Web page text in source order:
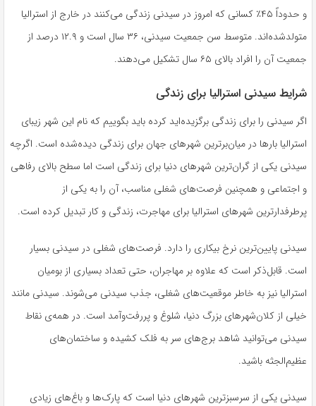
و حدوداً ۴۵٪ کسانی که امروز در سیدنی زندگی می‌کنند در خارج از استرالیا
متولدشده‌اند. متوسط سن جمعیت سیدنی، ۳۶ سال است و ۱۲.۹ درصد از
جمعیت آن را افراد بالای ۶۵ سال تشکیل می‌دهند.
شرایط سیدنی استرالیا برای زندگی
اگر سیدنی را برای زندگی برگزیده‌اید کرده باید بگوییم که نام این شهر زیبای
استرالیا بارها در میان‌برترین شهرهای جهان برای زندگی دیده‌شده است. اگرچه
سیدنی یکی از گران‌ترین شهرهای دنیا برای زندگی است اما سطح بالای رفاهی
و اجتماعی و همچنین فرصت‌های شغلی مناسب، آن را به یکی از
پرطرفدارترین شهرهای استرالیا برای مهاجرت، زندگی و کار تبدیل کرده است.
سیدنی پایین‌ترین نرخ بیکاری را دارد. فرصت‌های شغلی در سیدنی بسیار
است. قابل‌ذکر است که علاوه بر مهاجران، حتی تعداد بسیاری از بومیان
استرالیا نیز به خاطر موقعیت‌های شغلی، جذب سیدنی می‌شوند. سیدنی مانند
خیلی از کلان‌شهرهای بزرگ دنیا، شلوغ و پررفت‌وآمد است. در همه‌ی نقاط
سیدنی می‌توانید شاهد برج‌های سر به فلک کشیده و ساختمان‌های
عظیم‌الجثه باشید.
سیدنی یکی از سرسبزترین شهرهای دنیا است که پارک‌ها و باغ‌های زیادی